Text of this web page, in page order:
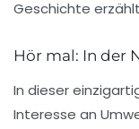
Geschichte
Hör mal: In der
In dieser
Interesse an